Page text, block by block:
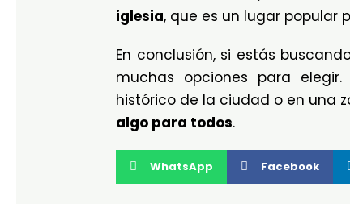
iglesia, que es un lugar popular
En conclusión, si estás
muchas opciones para
histórico de la ciudad o en una
algo para todos.
WhatsApp Facebook